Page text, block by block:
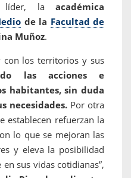
líder, laacadémica
de la Facultad de
Muñoz.
con los territorios y sus
las acciones e
habitantes, sin duda
necesidades. Por otra
establecen refuerzan la
lo que se mejoran las
y eleva la posibilidad
sus vidas cotidianas”,